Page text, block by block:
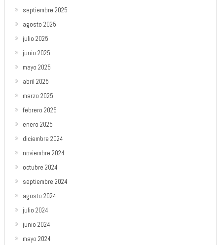
septiembre 2025
agosto 2025
julio 2025
junio 2025
mayo 2025
abril 2025
marzo 2025
febrero 2025
enero 2025
diciembre 2024
noviembre 2024
octubre 2024
septiembre 2024
agosto 2024
julio 2024
junio 2024
mayo 2024